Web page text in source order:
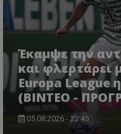
Έκαμψε την
και φλερτάρει
Europa League
(ΒΙΝΤΕΟ -
05.08.2026 - 23:45